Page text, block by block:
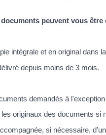
peuvent vous être
intégrale et en original dans
depuis moins de 3 mois.
demandés à
originaux des documents si
si nécessaire,